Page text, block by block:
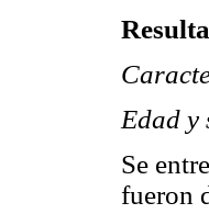
Edad y
Se
fueron